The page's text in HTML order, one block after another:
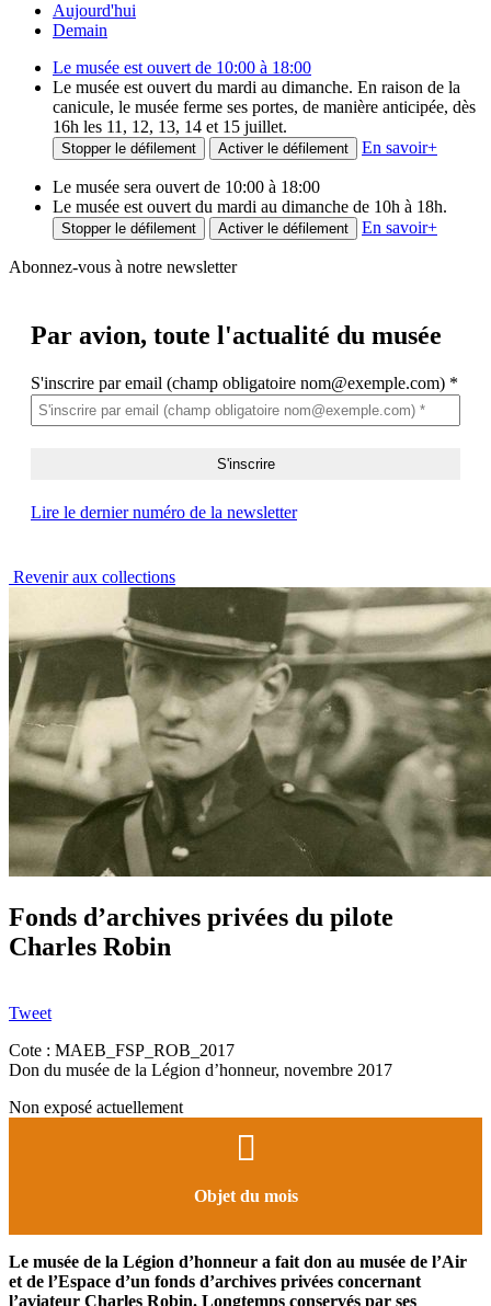
Aujourd'hui
Demain
Le musée est ouvert de 10:00 à 18:00
Le musée est ouvert du mardi au dimanche. En raison de la
canicule, le musée ferme ses portes, de manière anticipée, dès
16h les 11, 12, 13, 14 et 15 juillet.
Stopper le défilement Activer le défilement En savoir+
Le musée sera ouvert de 10:00 à 18:00
Le musée est ouvert du mardi au dimanche de 10h à 18h.
Stopper le défilement Activer le défilement En savoir+
Abonnez-vous à notre newsletter
Par avion, toute l'actualité du musée
S'inscrire par email (champ obligatoire nom@exemple.com) *
Lire le dernier numéro de la newsletter
Revenir aux collections
Fonds d’archives privées du pilote
Charles Robin
Tweet
Cote : MAEB_FSP_ROB_2017
Don du musée de la Légion d’honneur, novembre 2017
Non exposé actuellement
Objet du mois
Le musée de la Légion d’honneur a fait don au musée de l’Air
et de l’Espace d’un fonds d’archives privées concernant
l’aviateur Charles Robin. Longtemps conservés par ses